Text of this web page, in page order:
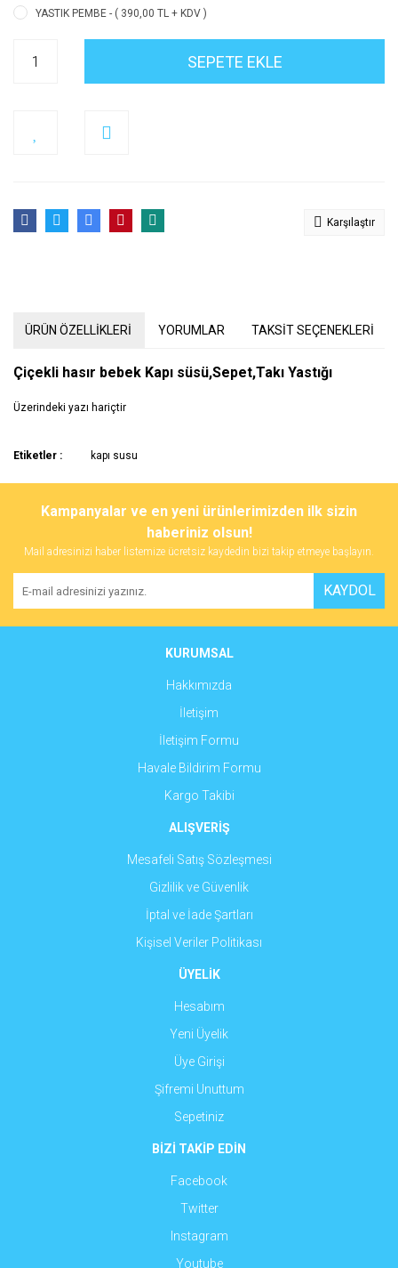
YASTIK PEMBE - ( 390,00 TL + KDV )
SEPETE EKLE
Karşılaştır
ÜRÜN ÖZELLİKLERİ YORUMLAR TAKSİT SEÇENEKLERİ
Çiçekli hasır bebek Kapı süsü,Sepet,Takı Yastığı
Üzerindeki yazı hariçtir
Yorum Yaz
Bu ürünün fiyat bilgisi, resim, ürün açıklamalarında ve diğer
tarafımıza iletebilirsiniz.
Görüş ve önerileriniz için teşekkür ederiz.
Ürün resmi kalitesiz, bozuk veya görüntülenemiyor.
Ürün açıklamasında eksik bilgiler bulunuyor.
Ürün bilgilerinde hatalar bulunuyor.
Bu ürüne benzer farklı alternatifler olmalı.
Gönder
Etiketler : kapı susu
Kampanyalar ve en yeni ürünlerimizden ilk sizin
haberiniz olsun!
Mail adresinizi haber listemize ücretsiz kaydedin bizi takip etmeye başlayın.
KAYDOL
KURUMSAL
Hakkımızda
İletişim
İletişim Formu
Havale Bildirim Formu
Kargo Takibi
ALIŞVERİŞ
Mesafeli Satış Sözleşmesi
Gizlilik ve Güvenlik
İptal ve İade Şartları
Kişisel Veriler Politikası
ÜYELİK
Hesabım
Yeni Üyelik
Üye Girişi
Şifremi Unuttum
Sepetiniz
BİZİ TAKİP EDİN
Facebook
Twitter
Instagram
Youtube